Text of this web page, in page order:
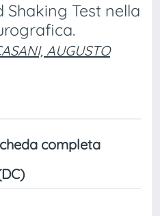
Shaking Test nella
AUGUSTO
completa